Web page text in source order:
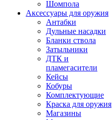
Шомпола
Аксессуары для оружия
Антабки
Дульные насадки
Бланки ствола
Затыльники
ДТК и
пламегасители
Кейсы
Кобуры
Комплектующие
Краска для оружия
Магазины